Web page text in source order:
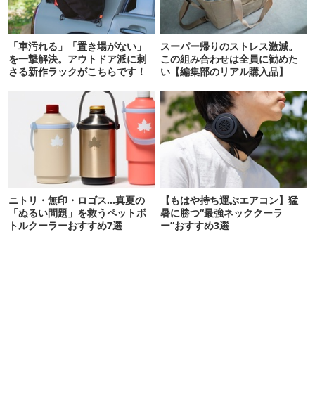
「車汚れる」「置き場がない」
を一撃解決。アウトドア派に刺
さる新作ラックがこちらです！
スーパー帰りのストレス激減。
この組み合わせは全員に勧めた
い【編集部のリアル購入品】
ニトリ・無印・ロゴス…真夏の
「ぬるい問題」を救うペットボ
トルクーラーおすすめ7選
【もはや持ち運ぶエアコン】猛
暑に勝つ“最強ネッククーラ
ー”おすすめ3選